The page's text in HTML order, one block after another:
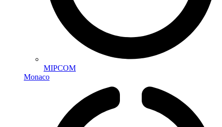
MIPCOM
Monaco